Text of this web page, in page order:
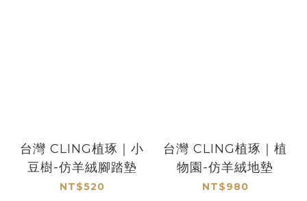
台灣 CLING植琢｜小
豆樹-仿羊絨腳踏墊
NT$520
台灣 CLING植琢｜植
物園-仿羊絨地墊
NT$980